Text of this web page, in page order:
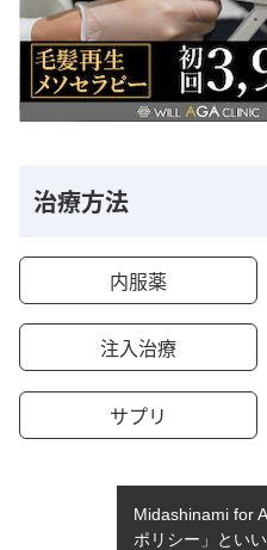
治療方法
内服薬
注入治療
サプリ
Midashinami for
ポリシー」とい